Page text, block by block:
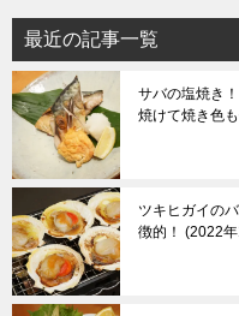
最近の記事一覧
サバの塩焼き
焼けて焼き色
ツキヒガイの
徴的！
2022